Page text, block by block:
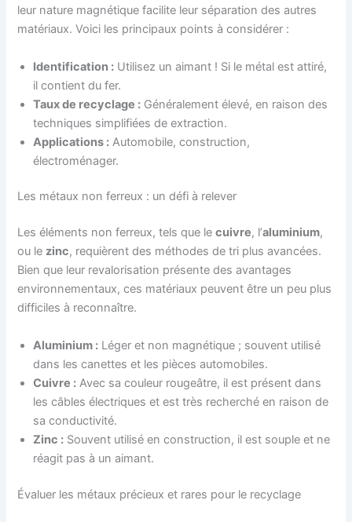
leur nature magnétique facilite leur séparation des autres
matériaux. Voici les principaux points à considérer :
Identification : Utilisez un aimant ! Si le métal est attiré,
il contient du fer.
Taux de recyclage : Généralement élevé, en raison des
techniques simplifiées de extraction.
Applications : Automobile, construction,
électroménager.
Les métaux non ferreux : un défi à relever
Les éléments non ferreux, tels que lecuivre, l’aluminium,
ou le zinc, requièrent des méthodes de tri plus avancées.
Bien que leur revalorisation présente des avantages
environnementaux, ces matériaux peuvent être un peu plus
difficiles à reconnaître.
Aluminium : Léger et non magnétique ; souvent utilisé
dans les canettes et les pièces automobiles.
Cuivre : Avec sa couleur rougeâtre, il est présent dans
les câbles électriques et est très recherché en raison de
sa conductivité.
Zinc : Souvent utilisé en construction, il est souple et ne
réagit pas à un aimant.
Évaluer les métaux précieux et rares pour le recyclage